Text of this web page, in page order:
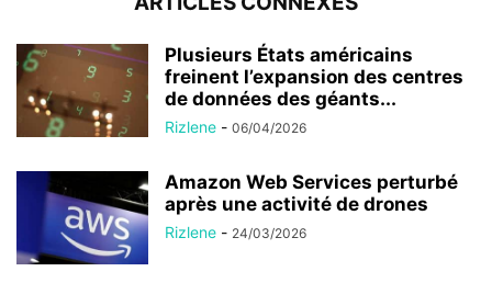
Plusieurs États américains
freinent l’expansion des centres
de données des géants...
Rizlene - 06/04/2026
Amazon Web Services perturbé
après une activité de drones
Rizlene - 24/03/2026